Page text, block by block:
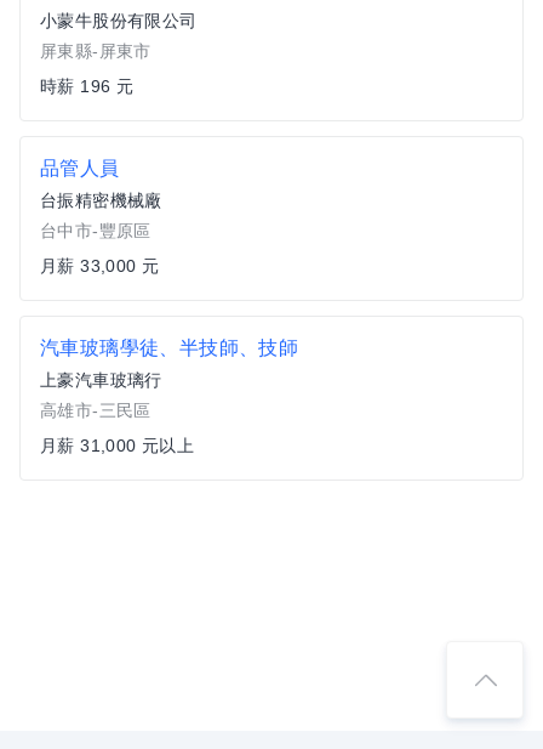
小蒙牛股份有限公司
屏東縣-屏東市
時薪 196 元
品管人員
台振精密機械廠
台中市-豐原區
月薪 33,000 元
汽車玻璃學徒、半技師、技師
上豪汽車玻璃行
高雄市-三民區
月薪 31,000 元以上